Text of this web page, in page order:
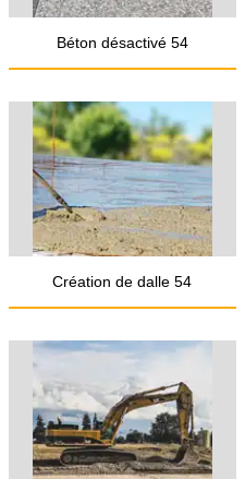
Béton désactivé 54
Création de dalle 54